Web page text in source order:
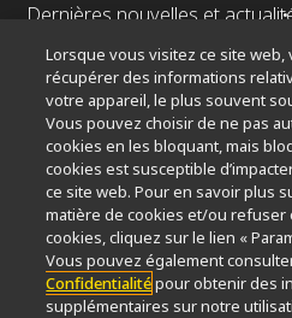
Dernières nouvelles et
Resolution Calculator
PubScope
Nikon Small World
Autres Produits Nikon
Produits d'imagerie
Microscopie industrielle et
Systèmes de lithographie à
Systèmes de lithographie à
Lorsque vous visitez ce site web,
récupérer des informations
votre appareil, le plus souvent
Vous pouvez choisir de ne pas
cookies en les bloquant, mais
cookies est susceptible
ce site web. Pour en savoir plus
matière de cookies et/ou refuser
cookies, cliquez sur le lien «
Vous pouvez également
Confidentialitépour obtenir des
supplémentaires sur notre